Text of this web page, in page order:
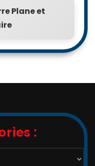
Plane et
: